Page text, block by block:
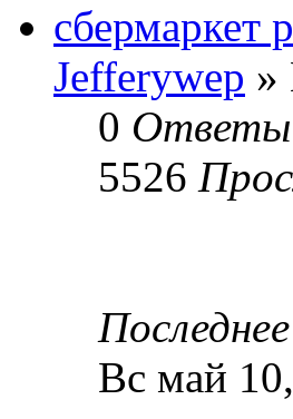
сбермаркет
Jefferywep »
0 Ответы
5526
Вс май